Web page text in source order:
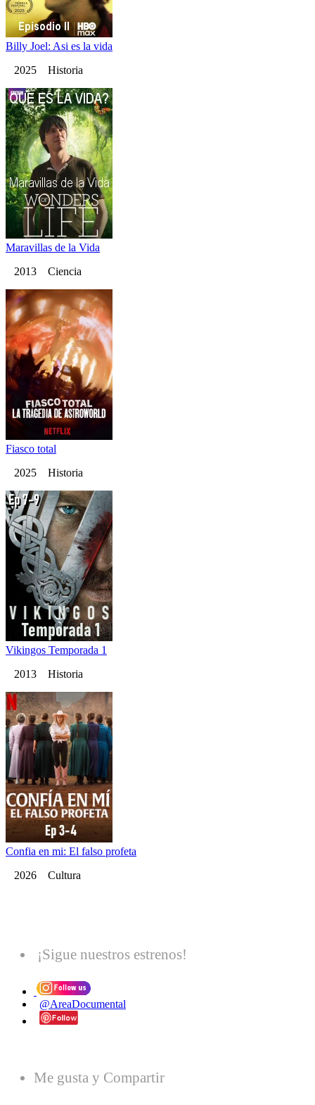
Billy Joel: Asi es la vida
2025 Historia
Maravillas de la Vida
2013 Ciencia
Fiasco total
2025 Historia
Vikingos Temporada 1
2013 Historia
Confia en mi: El falso profeta
2026 Cultura
¡Sigue nuestros estrenos!
@AreaDocumental
Me gusta y Compartir